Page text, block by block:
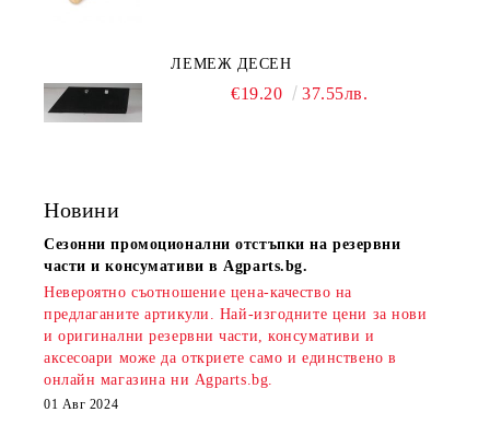
ЛЕМЕЖ ДЕСЕН
€19.20 37.55лв.
Новини
Сезонни промоционални отстъпки на резервни
части и консумативи в Agparts.bg.
Невероятно съотношение цена-качество на
предлаганите артикули. Най-изгодните цени за нови
и оригинални резервни части, консумативи и
аксесоари може да откриете само и единствено в
онлайн магазина ни Agparts.bg.
01 Авг 2024